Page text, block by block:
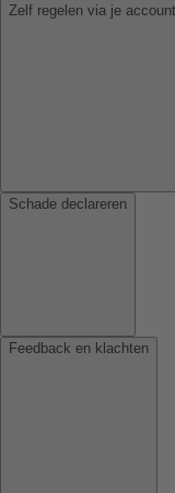
Zelf regelen via je account
Schade declareren
Feedback en klachten